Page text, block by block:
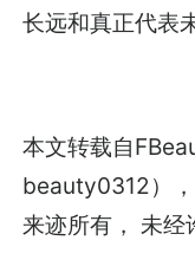
长远和真正代表
本文转载自
beauty0312）
来迹所有， 未经